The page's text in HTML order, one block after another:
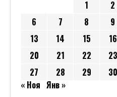
1 2
6
7 8 9
13
14 15 16
20
21 22 23
27
28 29 30
« Ноя Янв »